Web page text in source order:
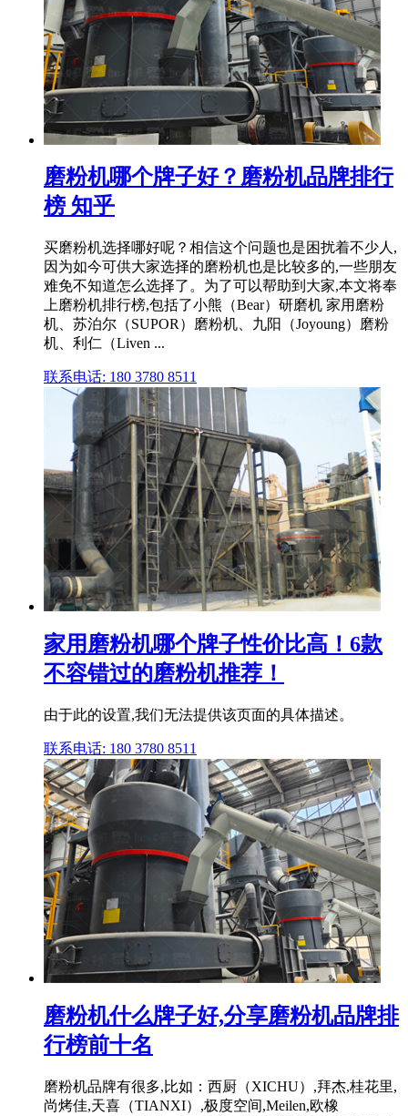
磨粉机哪个牌子好？磨粉机品牌排行
榜 知乎
买磨粉机选择哪好呢？相信这个问题也是困扰着不少人,
因为如今可供大家选择的磨粉机也是比较多的,一些朋友
难免不知道怎么选择了。为了可以帮助到大家,本文将奉
上磨粉机排行榜,包括了小熊（Bear）研磨机 家用磨粉
机、苏泊尔（SUPOR）磨粉机、九阳（Joyoung）磨粉
机、利仁（Liven ...
联系电话: 180 3780 8511
家用磨粉机哪个牌子性价比高！6款
不容错过的磨粉机推荐！
由于此的设置,我们无法提供该页面的具体描述。
联系电话: 180 3780 8511
磨粉机什么牌子好,分享磨粉机品牌排
行榜前十名
磨粉机品牌有很多,比如：西厨（XICHU）,拜杰,桂花里,
尚烤佳,天喜（TIANXI）,极度空间,Meilen,欧橡